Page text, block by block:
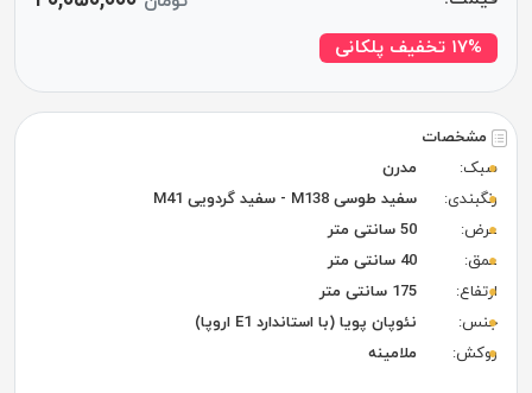
مشخصات
سبک:
مدرن
رنگبندی:
سفید طوسی M138 - سفید گردویی M41
عرض:
50 سانتی متر
عمق:
40 سانتی متر
ارتفاع:
175 سانتی متر
جنس:
نئوپان پویا (با استاندارد E1 اروپا)
روکش:
ملامینه
۱۷% تخفیف پلکانی